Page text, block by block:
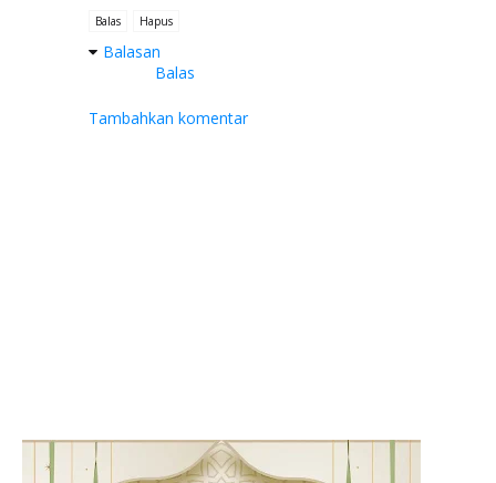
Balas Hapus
Balasan
Balas
Tambahkan komentar